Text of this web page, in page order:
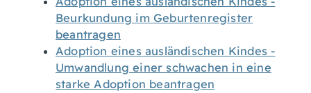
Beurkundung im Geburtenregister
beantragen
Adoption eines ausländischen Kindes -
Umwandlung einer schwachen in eine
starke Adoption beantragen